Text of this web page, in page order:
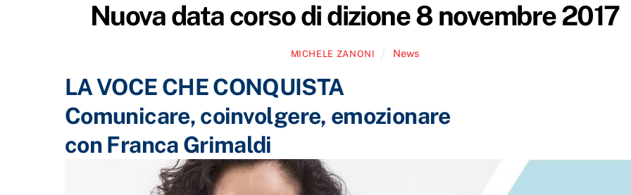
Nuova data corso di dizione 8 novembre 2017
MICHELE ZANONI News
LA VOCE CHE CONQUISTA
Comunicare, coinvolgere, emozionare
con Franca Grimaldi